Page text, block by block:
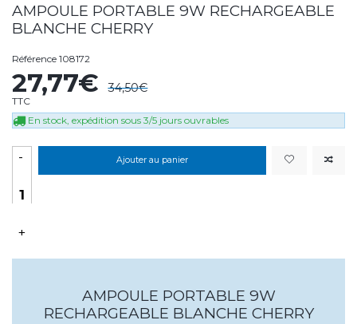
AMPOULE PORTABLE 9W RECHARGEABLE
BLANCHE CHERRY
Référence 108172
27,77€ 34,50€
TTC
En stock, expédition sous 3/5 jours ouvrables
-
+
Ajouter au panier
AMPOULE PORTABLE 9W
RECHARGEABLE BLANCHE CHERRY